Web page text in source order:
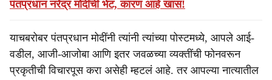
पंतप्रधान नरेंद्र मोदींची भेट, कारण आहे खास!
याचबरोबर पंतप्रधान मोदींनी त्यांनी त्यांच्या पोस्टमध्ये, आपले आई-
वडील, आजी-आजोबा आणि इतर जवळच्या व्यक्तींची फोनवरून
प्रकृतीची विचारपूस करा असेही म्हटलं आहे. तर आपल्या नात्यातील